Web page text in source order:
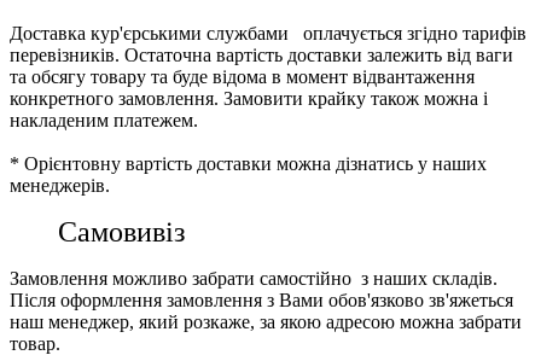
Доставка кур'єрськими службами оплачується згідно тарифів
перевізників. Остаточна вартість доставки залежить від ваги
та обсягу товару та буде відома в момент відвантаження
конкретного замовлення. Замовити крайку також можна і
накладеним платежем.
* Орієнтовну вартість доставки можна дізнатись у наших
менеджерів.
Самовивіз
Замовлення можливо забрати самостійно з наших складів.
Після оформлення замовлення з Вами обов'язково зв'яжеться
наш менеджер, який розкаже, за якою адресою можна забрати
товар.